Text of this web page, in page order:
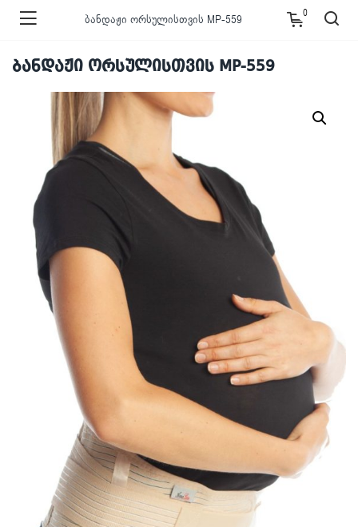
ბანდაჟი ორსულისთვის MP-559 0
ბანდაჟი ორსულისთვის MP-559